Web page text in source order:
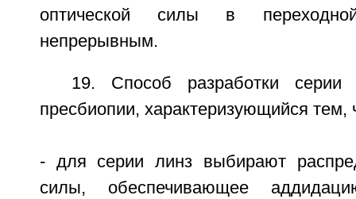
оптической силы в
непрерывным.
19. Способ разработки
пресбиопии, характеризующийся тем,
- для серии линз выбирают
силы, обеспечивающее